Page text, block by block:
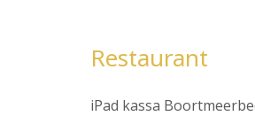
Restaurant
iPad kassa